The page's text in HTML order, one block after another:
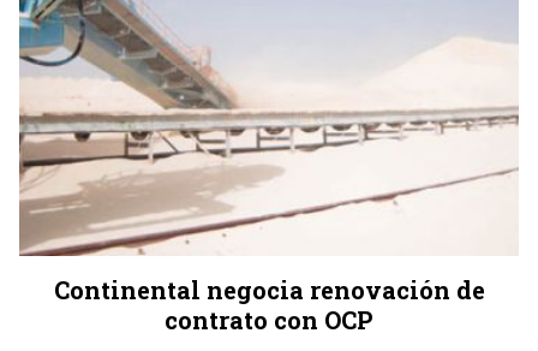
Continental negocia renovación de
contrato con OCP